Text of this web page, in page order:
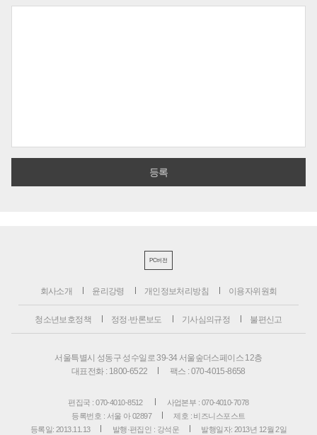
PC버전
회사소개 윤리강령 개인정보처리방침 이용자위원회
청소년보호정책 정정·반론보도 기사심의규정 불편신고
서울특별시 성동구 성수일로 39-34 서울숲더스페이스 12층
대표전화 : 1800-6522
팩스 : 070-4015-8658
편집국 : 070-4010-8512
사업본부 : 070-4010-7078
등록번호 : 서울 아 02897
제호 : 비즈니스포스트
등록일: 2013.11.13
발행·편집인 : 강석운 발행일자: 2013년 12월 2일